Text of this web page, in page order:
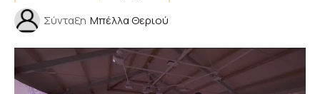
Σύνταξη Μπέλλα Θεριού